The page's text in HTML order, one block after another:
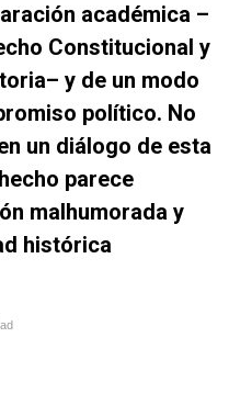
académica –
Constitucional y
y de un modo
político. No
un diálogo de esta
parece
malhumorada y
histórica